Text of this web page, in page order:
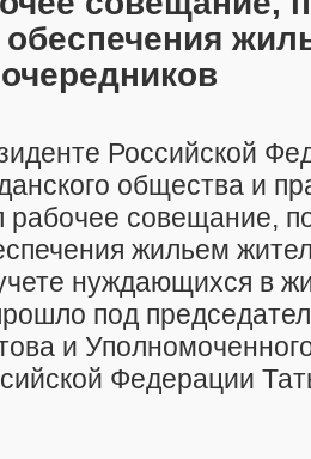
Российской
общества и
рабочее совещание,
жильем
нуждающихся в
под
и
Федерации